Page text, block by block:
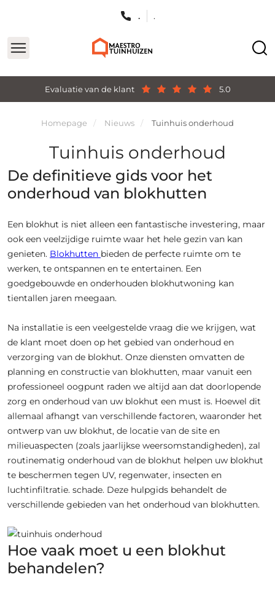
Evaluatie van de klant 5.0
. .
Homepage Nieuws Tuinhuis onderhoud
Tuinhuis onderhoud
De definitieve gids voor het
onderhoud van blokhutten
Een blokhut is niet alleen een fantastische investering, maar
ook een veelzijdige ruimte waar het hele gezin van kan
genieten. Blokhutten bieden de perfecte ruimte om te
werken, te ontspannen en te entertainen. Een
goedgebouwde en onderhouden blokhutwoning kan
tientallen jaren meegaan.
Na installatie is een veelgestelde vraag die we krijgen, wat
de klant moet doen op het gebied van onderhoud en
verzorging van de blokhut. Onze diensten omvatten de
planning en constructie van blokhutten, maar vanuit een
professioneel oogpunt raden we altijd aan dat doorlopende
zorg en onderhoud van uw blokhut een must is. Hoewel dit
allemaal afhangt van verschillende factoren, waaronder het
ontwerp van uw blokhut, de locatie van de site en
milieuaspecten (zoals jaarlijkse weersomstandigheden), zal
routinematig onderhoud van de blokhut helpen uw blokhut
te beschermen tegen UV, regenwater, insecten en
luchtinfiltratie. schade. Deze hulpgids behandelt de
verschillende gebieden van het onderhoud van blokhutten.
Hoe vaak moet u een blokhut
behandelen?